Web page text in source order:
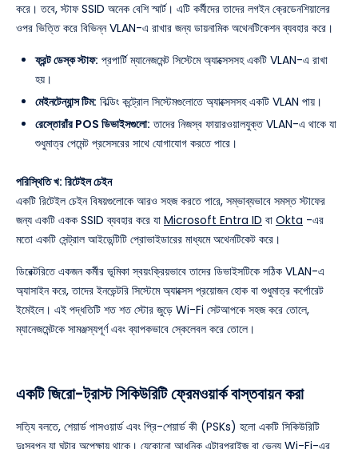
করে। তবে, স্টাফ SSID অনেক বেশি স্মার্ট। এটি কর্মীদের তাদের লগইন ক্রেডেনশিয়ালের
ওপর ভিত্তি করে বিভিন্ন VLAN-এ রাখার জন্য ডায়নামিক অথেনটিকেশন ব্যবহার করে।
ফ্রন্ট ডেস্ক স্টাফ: প্রপার্টি ম্যানেজমেন্ট সিস্টেমে অ্যাক্সেসসহ একটি VLAN-এ রাখা
হয়।
মেইনটেন্যান্স টিম: বিল্ডিং কন্ট্রোল সিস্টেমগুলোতে অ্যাক্সেসসহ একটি VLAN পায়।
রেস্তোরাঁর POS ডিভাইসগুলো: তাদের নিজস্ব ফায়ারওয়ালযুক্ত VLAN-এ থাকে যা
শুধুমাত্র পেমেন্ট প্রসেসরের সাথে যোগাযোগ করতে পারে।
পরিস্থিতি খ: রিটেইল চেইন
একটি রিটেইল চেইন বিষয়গুলোকে আরও সহজ করতে পারে, সম্ভাব্যভাবে সমস্ত স্টাফের
জন্য একটি একক SSID ব্যবহার করে যা Microsoft Entra ID বা Okta -এর
মতো একটি সেন্ট্রাল আইডেন্টিটি প্রোভাইডারের মাধ্যমে অথেনটিকেট করে।
ডিরেক্টরিতে একজন কর্মীর ভূমিকা স্বয়ংক্রিয়ভাবে তাদের ডিভাইসটিকে সঠিক VLAN-এ
অ্যাসাইন করে, তাদের ইনভেন্টরি সিস্টেমে অ্যাক্সেস প্রয়োজন হোক বা শুধুমাত্র কর্পোরেট
ইমেইলে। এই পদ্ধতিটি শত শত স্টোর জুড়ে Wi-Fi সেটআপকে সহজ করে তোলে,
ম্যানেজমেন্টকে সামঞ্জস্যপূর্ণ এবং ব্যাপকভাবে স্কেলেবল করে তোলে।
একটি জিরো-ট্রাস্ট সিকিউরিটি ফ্রেমওয়ার্ক বাস্তবায়ন করা
সত্যি বলতে, শেয়ার্ড পাসওয়ার্ড এবং প্রি-শেয়ার্ড কী (PSKs) হলো একটি সিকিউরিটি